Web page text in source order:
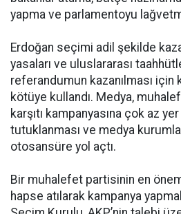
yapma ve parlamentoyu
Erdoğan seçimi adil şekilde
yasaları ve uluslararası
referandumun kazanılması için
kötüye kullandı. Medya,
karşıtı kampanyasına çok az
tutuklanması ve medya
otosansüre yol açtı.
Bir muhalefet partisinin en
hapse atılarak kampanya